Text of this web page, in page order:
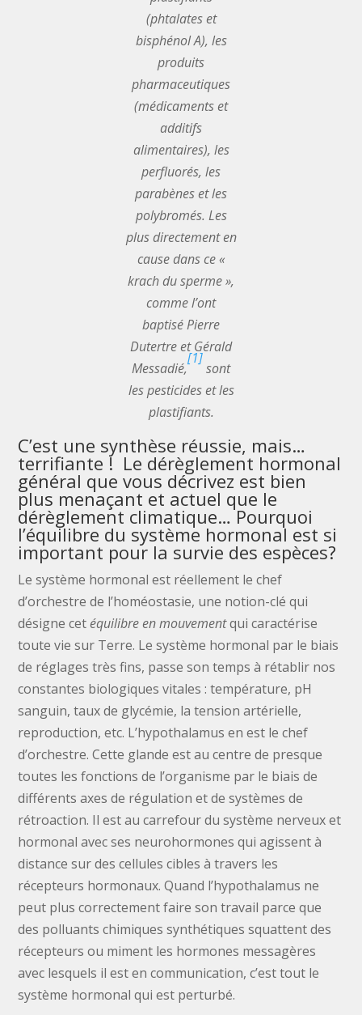
(phtalates et
bisphénol A), les
produits
pharmaceutiques
(médicaments et
additifs
alimentaires), les
perfluorés, les
parabènes et les
polybromés. Les
plus directement en
cause dans ce «
krach du sperme »,
comme l’ont
baptisé Pierre
Dutertre et Gérald
Messadié,
[1]
sont
les pesticides et les
plastifiants.
C’est une synthèse réussie, mais…
terrifiante ! Le dérèglement hormonal
général que vous décrivez est bien
plus menaçant et actuel que le
dérèglement climatique… Pourquoi
l’équilibre du système hormonal est si
important pour la survie des espèces?
Le système hormonal est réellement le chef
d’orchestre de l’homéostasie, une notion-clé qui
désigne cetéquilibre en mouvementqui caractérise
toute vie sur Terre. Le système hormonal par le biais
de réglages très fins, passe son temps à rétablir nos
constantes biologiques vitales : température, pH
sanguin, taux de glycémie, la tension artérielle,
reproduction, etc. L’hypothalamus en est le chef
d’orchestre. Cette glande est au centre de presque
toutes les fonctions de l’organisme par le biais de
différents axes de régulation et de systèmes de
rétroaction. Il est au carrefour du système nerveux et
hormonal avec ses neurohormones qui agissent à
distance sur des cellules cibles à travers les
récepteurs hormonaux. Quand l’hypothalamus ne
peut plus correctement faire son travail parce que
des polluants chimiques synthétiques squattent des
récepteurs ou miment les hormones messagères
avec lesquels il est en communication, c’est tout le
système hormonal qui est perturbé.